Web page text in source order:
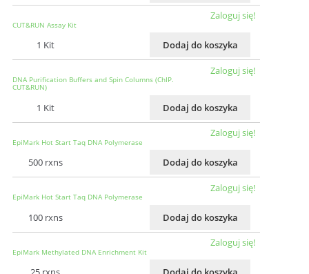
CUT&RUN Assay Kit
1 Kit
Zaloguj się!
Dodaj do koszyka
DNA Purification Buffers and Spin Columns (ChIP.
CUT&RUN)
1 Kit
Zaloguj się!
Dodaj do koszyka
EpiMark Hot Start Taq DNA Polymerase
500 rxns
Zaloguj się!
Dodaj do koszyka
EpiMark Hot Start Taq DNA Polymerase
100 rxns
Zaloguj się!
Dodaj do koszyka
EpiMark Methylated DNA Enrichment Kit
Zaloguj się!